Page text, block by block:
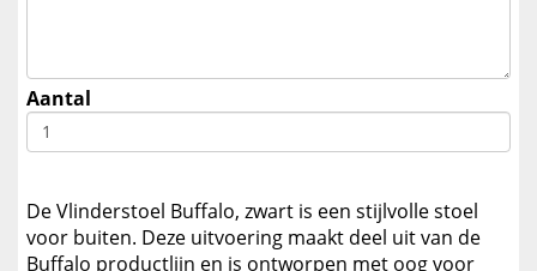
Aantal
De Vlinderstoel Buffalo, zwart is een stijlvolle stoel
voor buiten. Deze uitvoering maakt deel uit van de
Buffalo productlijn en is ontworpen met oog voor